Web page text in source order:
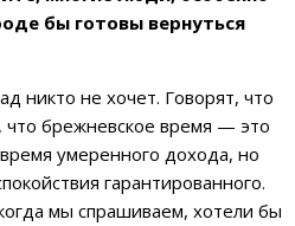
бы готовы вернуться
никто не хочет. Говорят, что
брежневское время — это
умеренного дохода, но
гарантированного.
мы спрашиваем, хотели бы